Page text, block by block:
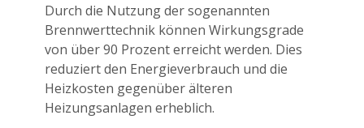
Durch die Nutzung der sogenannten
Brennwerttechnik können Wirkungsgrade
von über 90 Prozent erreicht werden. Dies
reduziert den Energieverbrauch und die
Heizkosten gegenüber älteren
Heizungsanlagen erheblich.